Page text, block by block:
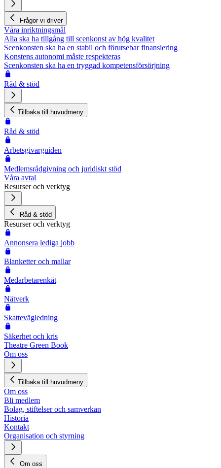
Frågor vi driver
Våra inriktningsmål
Alla ska ha tillgång till scenkonst av hög kvalitet
Scenkonsten ska ha en stabil och förutsebar finansiering
Konstens autonomi måste respekteras
Scenkonsten ska ha en tryggad kompetensförsörjning
Råd & stöd
Tillbaka till huvudmeny
Råd & stöd
Arbetsgivarguiden
Medlemsrådgivning och juridiskt stöd
Våra avtal
Resurser och verktyg
Råd & stöd
Resurser och verktyg
Annonsera lediga jobb
Blanketter och mallar
Medarbetarenkät
Nätverk
Skattevägledning
Säkerhet och kris
Theatre Green Book
Om oss
Tillbaka till huvudmeny
Om oss
Bli medlem
Bolag, stiftelser och samverkan
Historia
Kontakt
Organisation och styrning
Om oss